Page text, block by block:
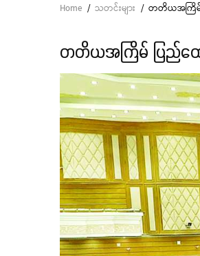
Breadcrumb
Home / သတင်းများ / တတိယအကြိမ်
တတိယအကြိမ် ပြည်ထ